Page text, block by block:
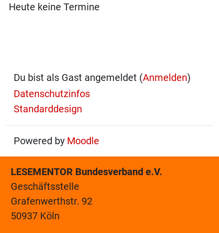
Heute keine Termine
Du bist als Gast angemeldet (Anmelden)
Datenschutzinfos
Standarddesign
Powered by Moodle
LESEMENTOR Bundesverband e.V.
Geschäftsstelle
Grafenwerthstr. 92
50937 Köln